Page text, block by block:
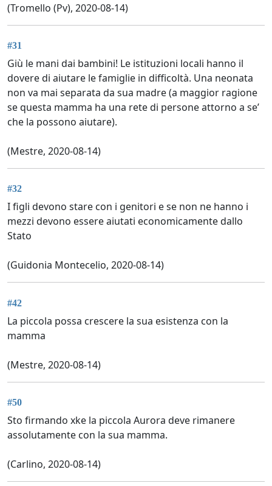
(Tromello (Pv), 2020-08-14)
#31
Giù le mani dai bambini! Le istituzioni locali hanno il
dovere di aiutare le famiglie in difficoltà. Una neonata
non va mai separata da sua madre (a maggior ragione
se questa mamma ha una rete di persone attorno a se’
che la possono aiutare).
(Mestre, 2020-08-14)
#32
I figli devono stare con i genitori e se non ne hanno i
mezzi devono essere aiutati economicamente dallo
Stato
(Guidonia Montecelio, 2020-08-14)
#42
La piccola possa crescere la sua esistenza con la
mamma
(Mestre, 2020-08-14)
#50
Sto firmando xke la piccola Aurora deve rimanere
assolutamente con la sua mamma.
(Carlino, 2020-08-14)